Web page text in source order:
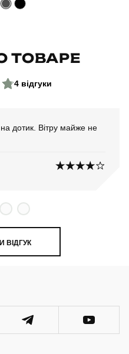
ТОВАРЕ
4 відгуки
дотик. Вітру майже не
ВІДГУК